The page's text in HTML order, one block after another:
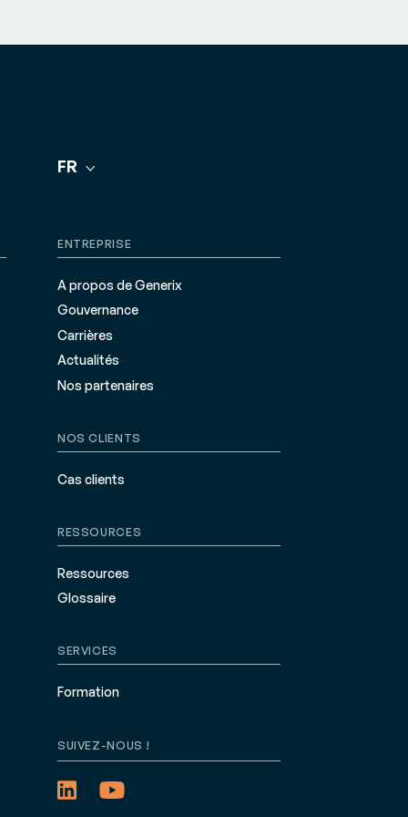
FR
ENTREPRISE
A propos de Generix
Gouvernance
Carrières
Actualités
Nos partenaires
NOS CLIENTS
Cas clients
RESSOURCES
Ressources
Glossaire
SERVICES
Formation
SUIVEZ-NOUS !